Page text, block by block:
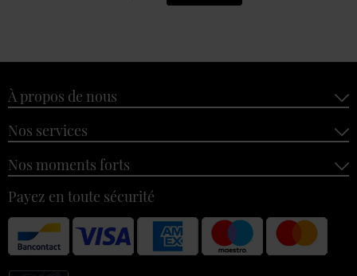
À propos de nous
Nos services
Nos moments forts
Payez en toute sécurité